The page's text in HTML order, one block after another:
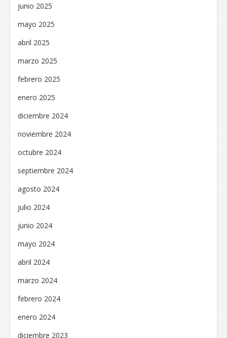
junio 2025
mayo 2025
abril 2025
marzo 2025
febrero 2025
enero 2025
diciembre 2024
noviembre 2024
octubre 2024
septiembre 2024
agosto 2024
julio 2024
junio 2024
mayo 2024
abril 2024
marzo 2024
febrero 2024
enero 2024
diciembre 2023